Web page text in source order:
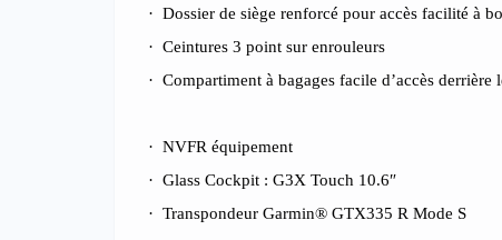
· Dossier de siège renforcé pour accès facilité à
· Ceintures 3 point sur enrouleurs
· Compartiment à bagages facile d’accès derrière
· NVFR équipement
· Glass Cockpit : G3X Touch 10.6″
· Transpondeur Garmin® GTX335 R Mode S